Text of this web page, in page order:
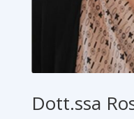
Dott.ssa